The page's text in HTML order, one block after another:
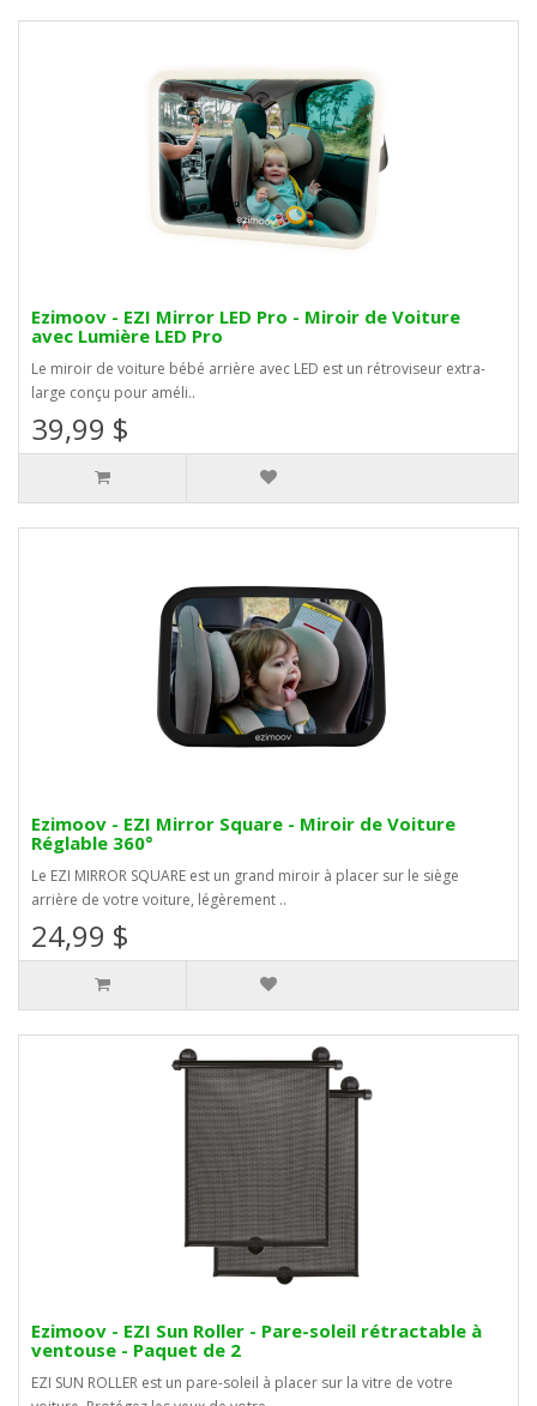
Ezimoov - EZI Mirror LED Pro - Miroir de Voiture
avec Lumière LED Pro
Le miroir de voiture bébé arrière avec LED est un rétroviseur extra-
large conçu pour améli..
39,99 $
Ezimoov - EZI Mirror Square - Miroir de Voiture
Réglable 360°
Le EZI MIRROR SQUARE est un grand miroir à placer sur le siège
arrière de votre voiture, légèrement ..
24,99 $
Ezimoov - EZI Sun Roller - Pare-soleil rétractable à
ventouse - Paquet de 2
EZI SUN ROLLER est un pare-soleil à placer sur la vitre de votre